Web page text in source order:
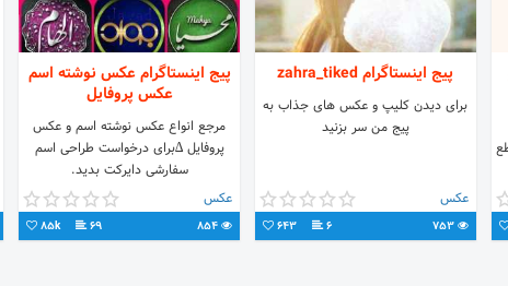
پیج اینستاگرام zahra_tiked
برای دیدن کلیپ و عکس های جذاب به
پیج من سر بزنید
عکس
753
6
643
پیج اینستاگرام عکس نوشته اسم
عکس پروفایل
مرجع انواع عکس نوشته اسم و عکس
پروفایل ∆برای درخواست طراحی اسم
سفارشی دایرکت بدید.
عکس
854
69
85k